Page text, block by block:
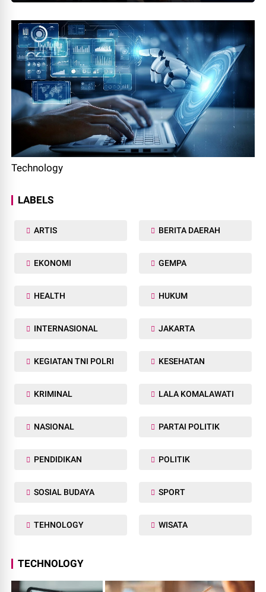
Technology
LABELS
ARTIS BERITA DAERAH
EKONOMI GEMPA
HEALTH HUKUM
INTERNASIONAL JAKARTA
KEGIATAN TNI POLRI KESEHATAN
KRIMINAL LALA KOMALAWATI
NASIONAL PARTAI POLITIK
PENDIDIKAN POLITIK
SOSIAL BUDAYA SPORT
TEHNOLOGY WISATA
TECHNOLOGY